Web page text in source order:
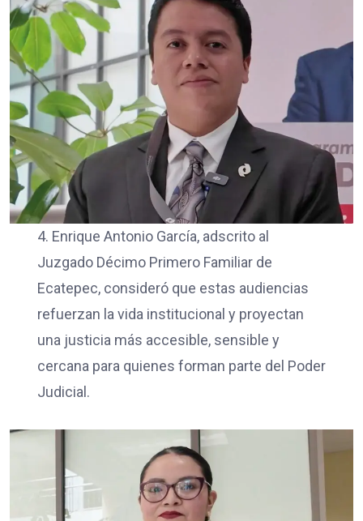
4. Enrique Antonio García, adscrito al
Juzgado Décimo Primero Familiar de
Ecatepec, consideró que estas audiencias
refuerzan la vida institucional y proyectan
una justicia más accesible, sensible y
cercana para quienes forman parte del Poder
Judicial.